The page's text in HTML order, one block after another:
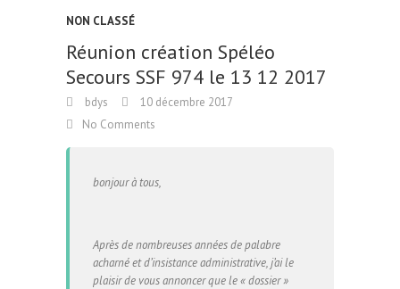
NON CLASSÉ
Réunion création Spéléo
Secours SSF 974 le 13 12 2017
bdys
10 décembre 2017
No Comments
bonjour à tous,
Après de nombreuses années de palabre
acharné et d’insistance administrative, j’ai le
plaisir de vous annoncer que le « dossier »